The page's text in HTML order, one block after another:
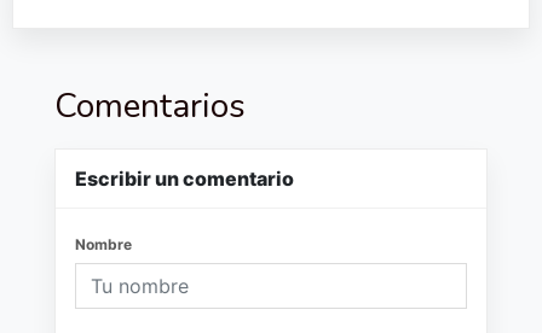
Comentarios
Escribir un comentario
Nombre